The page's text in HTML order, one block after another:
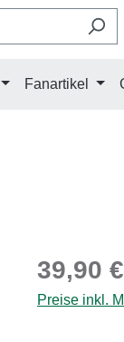
Fanartikel
Regulärer
39,90 €
Preise inkl.